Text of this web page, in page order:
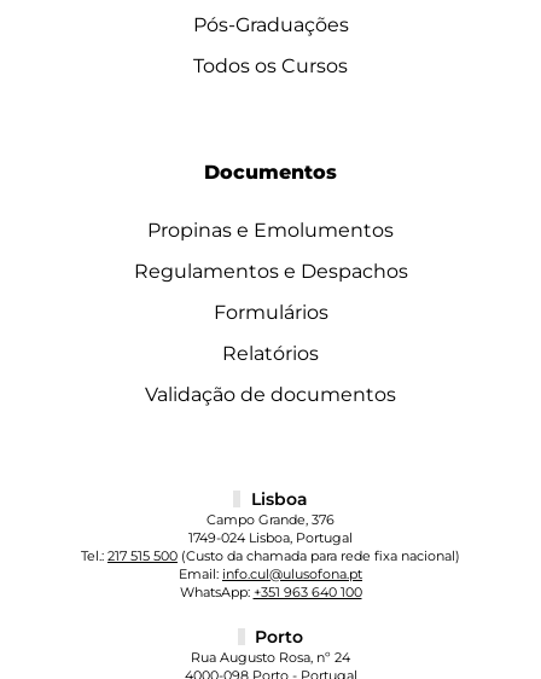
Pós-Graduações
Todos os Cursos
Documentos
Propinas e Emolumentos
Regulamentos e Despachos
Formulários
Relatórios
Validação de documentos
Lisboa
Campo Grande, 376
1749-024 Lisboa, Portugal
Tel.: 217 515 500 (Custo da chamada para rede fixa nacional)
Email: info.cul@ulusofona.pt
WhatsApp: +351 963 640 100
Porto
Rua Augusto Rosa, nº 24
4000-098 Porto - Portugal